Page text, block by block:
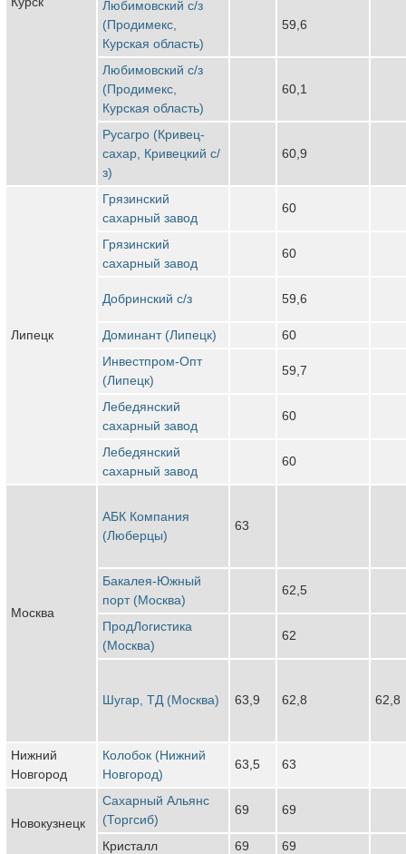
Любимовский с/з
(Продимекс,
Курская область)
59,6
Любимовский с/з
(Продимекс,
Курская область)
60,1
Русагро (Кривец-
сахар, Кривецкий с/
з)
60,9
Липецк
Грязинский
сахарный завод
60
Грязинский
сахарный завод
60
Добринский с/з 59,6
Доминант (Липецк)
60
Инвестпром-Опт
(Липецк)
59,7
Лебедянский
сахарный завод
60
Лебедянский
сахарный завод
60
Москва
АБК Компания
(Люберцы)
63
Бакалея-Южный
порт (Москва)
62,5
ПродЛогистика
(Москва)
62
Шугар, ТД (Москва) 63,9 62,8 62,8
Нижний
Новгород
Колобок (Нижний
Новгород)
63,5 63
Новокузнецк
Сахарный Альянс
(Торгсиб)
69 69
Кристалл 69 69